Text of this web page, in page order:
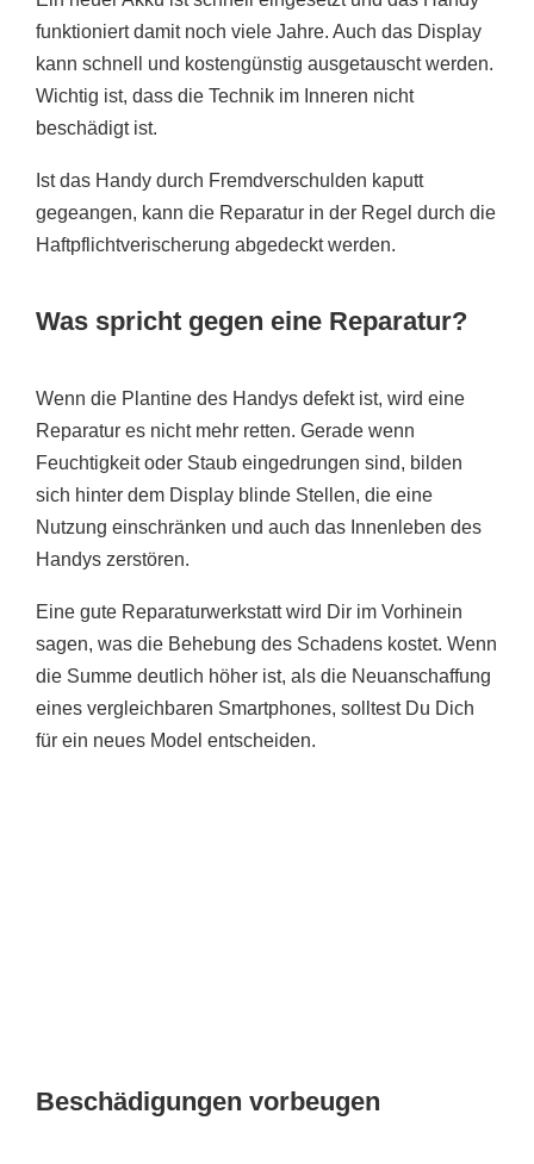
funktioniert damit noch viele Jahre. Auch das Display
kann schnell und kostengünstig ausgetauscht werden.
Wichtig ist, dass die Technik im Inneren nicht
beschädigt ist.
Ist das Handy durch Fremdverschulden kaputt
gegeangen, kann die Reparatur in der Regel durch die
Haftpflichtverischerung abgedeckt werden.
Was spricht gegen eine Reparatur?
Wenn die Plantine des Handys defekt ist, wird eine
Reparatur es nicht mehr retten. Gerade wenn
Feuchtigkeit oder Staub eingedrungen sind, bilden
sich hinter dem Display blinde Stellen, die eine
Nutzung einschränken und auch das Innenleben des
Handys zerstören.
Eine gute Reparaturwerkstatt wird Dir im Vorhinein
sagen, was die Behebung des Schadens kostet. Wenn
die Summe deutlich höher ist, als die Neuanschaffung
eines vergleichbaren Smartphones, solltest Du Dich
für ein neues Model entscheiden.
Beschädigungen vorbeugen